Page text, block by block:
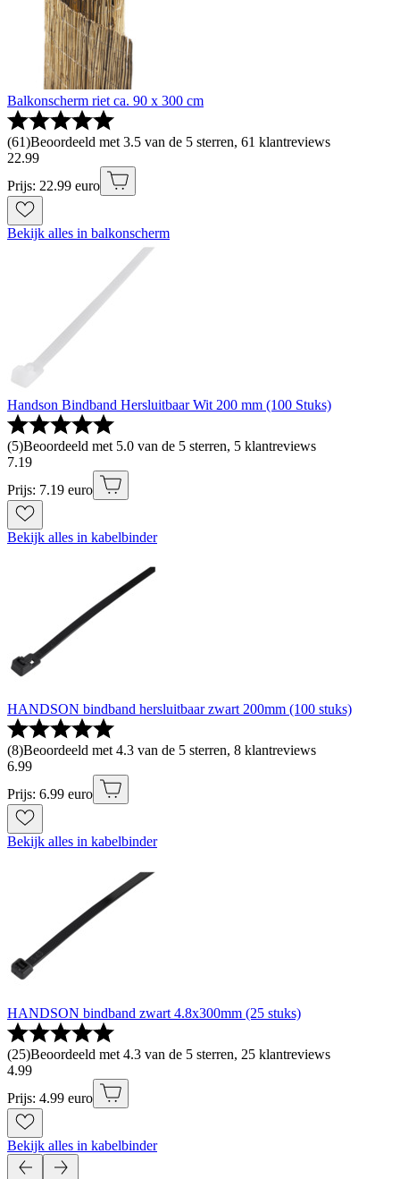
Balkonscherm riet ca. 90 x 300 cm
(61)Beoordeeld met 3.5 van de 5 sterren, 61 klantreviews
22.99
Prijs: 22.99 euro
Bekijk alles in balkonscherm
Handson Bindband Hersluitbaar Wit 200 mm (100 Stuks)
(5)Beoordeeld met 5.0 van de 5 sterren, 5 klantreviews
7.19
Prijs: 7.19 euro
Bekijk alles in kabelbinder
HANDSON bindband hersluitbaar zwart 200mm (100 stuks)
(8)Beoordeeld met 4.3 van de 5 sterren, 8 klantreviews
6.99
Prijs: 6.99 euro
Bekijk alles in kabelbinder
HANDSON bindband zwart 4.8x300mm (25 stuks)
(25)Beoordeeld met 4.3 van de 5 sterren, 25 klantreviews
4.99
Prijs: 4.99 euro
Bekijk alles in kabelbinder